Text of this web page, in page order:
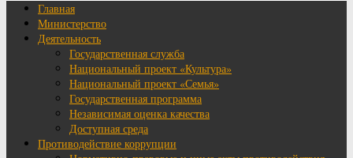
Главная
Министерство
Деятельность
Государственная служба
Национальный проект «Культура»
Национальный проект «Семья»
Государственная программа
Независимая оценка качества
Доступная среда
Противодействие коррупции